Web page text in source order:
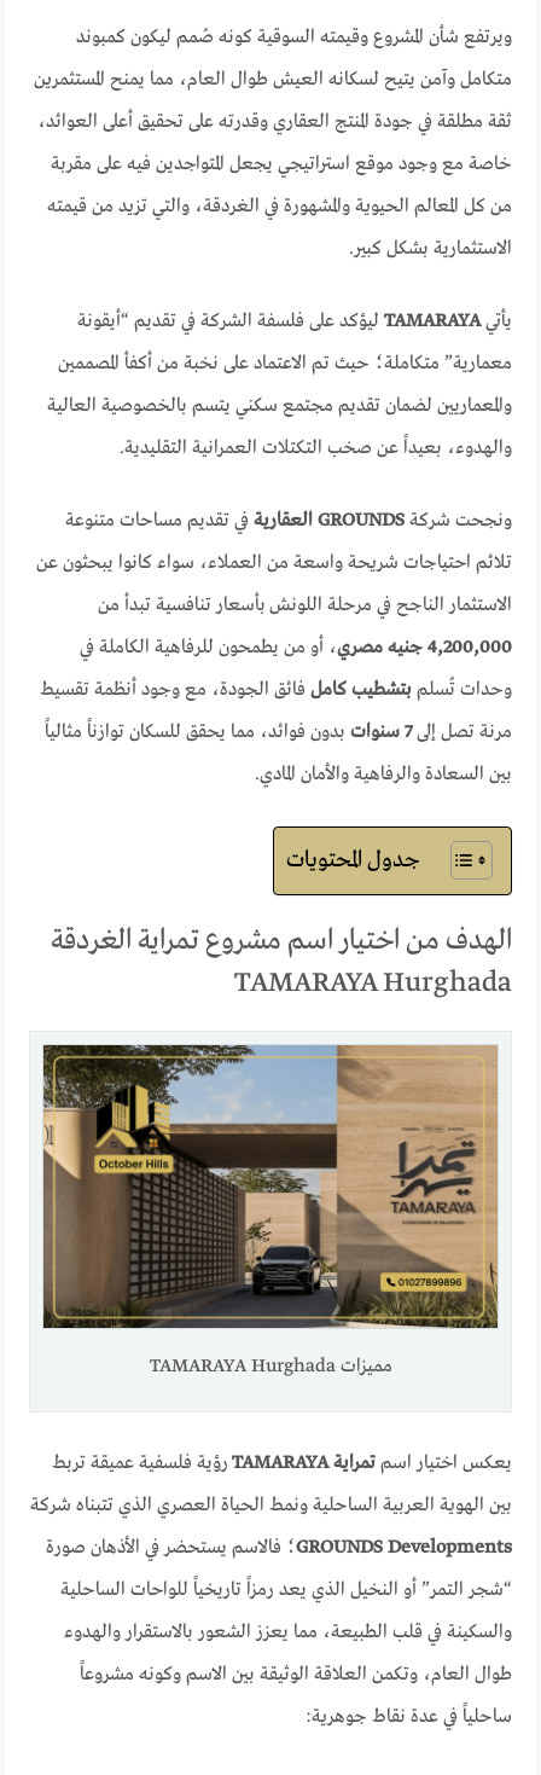
ويرتفع شأن المشروع وقيمته السوقية كونه صُمم ليكون كمبوند
متكامل وآمن يتيح لسكانه العيش طوال العام، مما يمنح المستثمرين
ثقة مطلقة في جودة المنتج العقاري وقدرته على تحقيق أعلى العوائد،
خاصة مع وجود موقع استراتيجي يجعل المتواجدين فيه على مقربة
من كل المعالم الحيوية والمشهورة في الغردقة، والتي تزيد من قيمته
الاستثمارية بشكل كبير.
يأتيTAMARAYA ليؤكد على فلسفة الشركة في تقديم “أيقونة
معمارية” متكاملة؛ حيث تم الاعتماد على نخبة من أكفأ المصممين
والمعماريين لضمان تقديم مجتمع سكني يتسم بالخصوصية العالية
والهدوء، بعيداً عن صخب التكتلات العمرانية التقليدية.
ونجحت شركةGROUNDS العقارية
في تقديم مساحات متنوعة
تلائم احتياجات شريحة واسعة من العملاء، سواء كانوا يبحثون عن
الاستثمار الناجح في مرحلة اللونش بأسعار تنافسية تبدأ من
4,200,000 جنيه مصري
، أو من يطمحون للرفاهية الكاملة في
وحدات تُسلمبتشطيب كامل فائق الجودة، مع وجود أنظمة تقسيط
مرنة تصل إلى7 سنوات
بدون فوائد، مما يحقق للسكان توازناً مثالياً
بين السعادة والرفاهية والأمان المادي.
جدول المحتويات
الهدف من اختيار اسم مشروع تمراية الغردقة
TAMARAYA Hurghada
مميزات TAMARAYA Hurghada
يعكس اختيار اسمتمراية TAMARAYA
رؤية فلسفية عميقة تربط
بين الهوية العربية الساحلية ونمط الحياة العصري الذي تتبناه شركة
GROUNDS Developments؛ فالاسم يستحضر في الأذهان صورة
“شجر التمر” أو النخيل الذي يعد رمزاً تاريخياً للواحات الساحلية
والسكينة في قلب الطبيعة، مما يعزز الشعور بالاستقرار والهدوء
طوال العام، وتكمن العلاقة الوثيقة بين الاسم وكونه مشروعاً
ساحلياً في عدة نقاط جوهرية: